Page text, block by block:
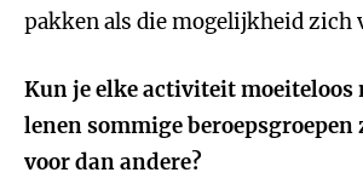
pakken als die mogelijkheid zich
Kun je elke activiteit moeiteloos
lenen sommige beroepsgroepen
voor dan andere?